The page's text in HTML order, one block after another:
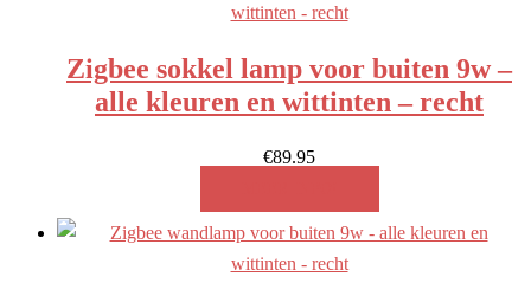
Zigbee sokkel lamp voor buiten 9w –
alle kleuren en wittinten – recht
€89.95